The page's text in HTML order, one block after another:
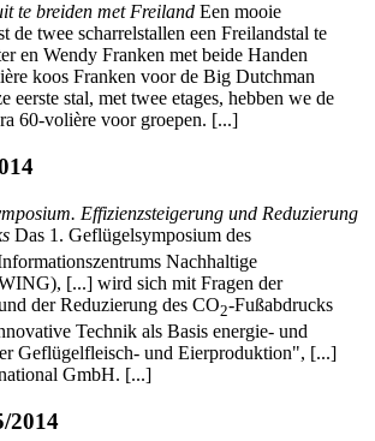
te breiden met Freiland Een mooie
de twee scharrelstallen een Freilandstal te
en Wendy Franken met beide Handen
koos Franken voor de Big Dutchman
eerste stal, met twee etages, hebben we de
60-volière voor groepen. [...]
Effizienzsteigerung und Reduzierung
Das 1. Geflügelsymposium des
Nachhaltige
[...] wird sich mit Fragen der
der Reduzierung des CO2-Fußabdrucks
Technik als Basis energie- und
Geflügelfleisch- und Eierproduktion", [...]
GmbH. [...]
2014